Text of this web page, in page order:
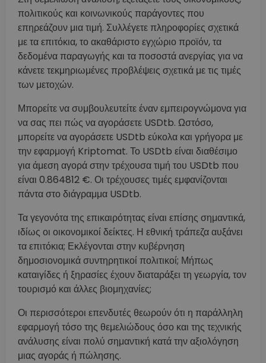
πολιτικούς και κοινωνικούς παράγοντες που
επηρεάζουν μια τιμή. Συλλέγετε πληροφορίες σχετικά
με τα επιτόκια, το ακαθάριστο εγχώριο προϊόν, τα
δεδομένα παραγωγής και τα ποσοστά ανεργίας για να
κάνετε τεκμηριωμένες προβλέψεις σχετικά με τις τιμές
των μετοχών.
Μπορείτε να συμβουλευτείτε έναν εμπειρογνώμονα για
να σας πει πώς να αγοράσετε USDtb. Ωστόσο,
μπορείτε να αγοράσετε USDtb εύκολα και γρήγορα με
την εφαρμογή Kriptomat. Το USDtb είναι διαθέσιμο
για άμεση αγορά στην τρέχουσα τιμή του USDtb που
είναι 0.864812 €. Οι τρέχουσες τιμές εμφανίζονται
πάντα στο διάγραμμα USDtb.
Τα γεγονότα της επικαιρότητας είναι επίσης σημαντικά,
ιδίως οι οικονομικοί δείκτες. Η εθνική τράπεζα αυξάνει
τα επιτόκια; Εκλέγονται στην κυβέρνηση
δημοσιονομικά συντηρητικοί πολιτικοί; Μήπως
καταιγίδες ή ξηρασίες έχουν διαταράξει τη γεωργία, τον
τουρισμό και άλλες βιομηχανίες;
Οι περισσότεροι επενδυτές θεωρούν ότι η παράλληλη
εφαρμογή τόσο της θεμελιώδους όσο και της τεχνικής
ανάλυσης είναι πολύ σημαντική κατά την αξιολόγηση
μιας αγοράς ή πώλησης.